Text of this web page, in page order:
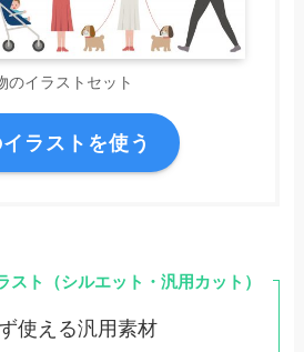
のイラストセット
ラストを使う
スト（シルエット・汎用カット）
使える汎用素材